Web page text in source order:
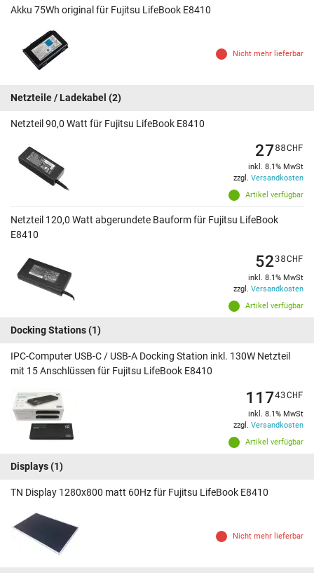
Akku 75Wh original für Fujitsu LifeBook E8410
Nicht mehr lieferbar
Netzteile / Ladekabel (2)
Netzteil 90,0 Watt für Fujitsu LifeBook E8410
Artikel verfügbar
2788CHF
inkl. 8.1% MwSt
zzgl. Versandkosten
Netzteil 120,0 Watt abgerundete Bauform für Fujitsu LifeBook
E8410
Artikel verfügbar
5238CHF
inkl. 8.1% MwSt
zzgl. Versandkosten
Docking Stations(1)
IPC-Computer USB-C / USB-A Docking Station inkl. 130W Netzteil
mit 15 Anschlüssen für Fujitsu LifeBook E8410
Artikel verfügbar
11743CHF
inkl. 8.1% MwSt
zzgl. Versandkosten
Displays(1)
TN Display 1280x800 matt 60Hz für Fujitsu LifeBook E8410
Nicht mehr lieferbar